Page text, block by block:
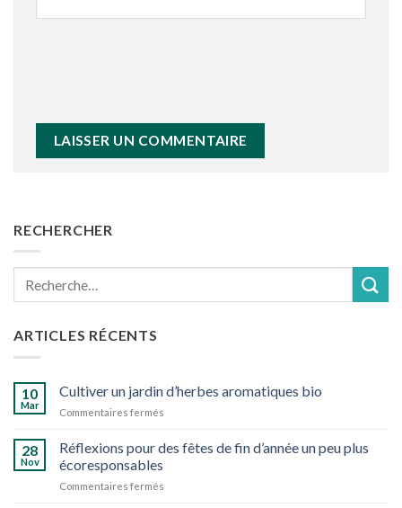
RECHERCHER
ARTICLES RÉCENTS
10
Mar
Cultiver un jardin d’herbes aromatiques bio
Commentaires fermés
un
jardin
28
Nov
Réflexions pour des fêtes de fin d’année un peu plus
écoresponsables
Commentaires fermés